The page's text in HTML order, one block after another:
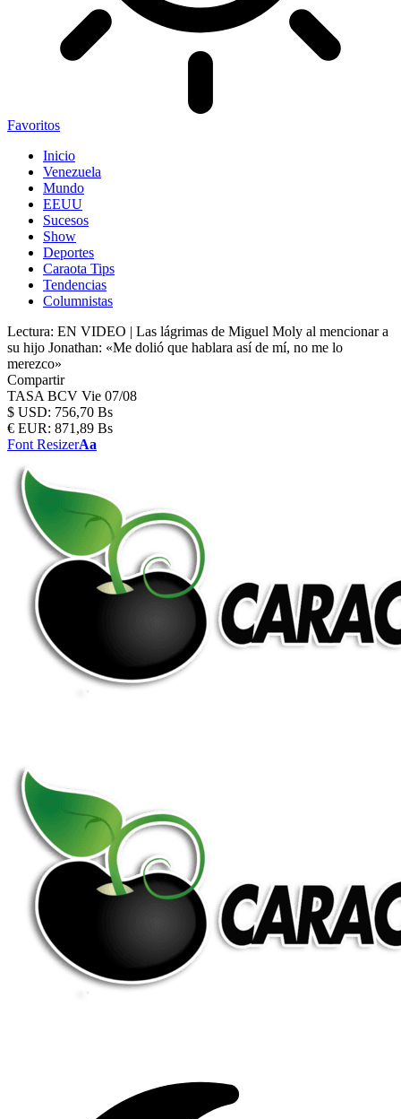
Favoritos
Inicio
Venezuela
Mundo
EEUU
Sucesos
Show
Deportes
Caraota Tips
Tendencias
Columnistas
Lectura: EN VIDEO | Las lágrimas de Miguel Moly al mencionar a
su hijo Jonathan: «Me dolió que hablara así de mí, no me lo
merezco»
Compartir
TASA BCV Vie 07/08
$ USD: 756,70 Bs
€ EUR: 871,89 Bs
Font ResizerAa